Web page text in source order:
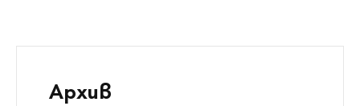
Архив